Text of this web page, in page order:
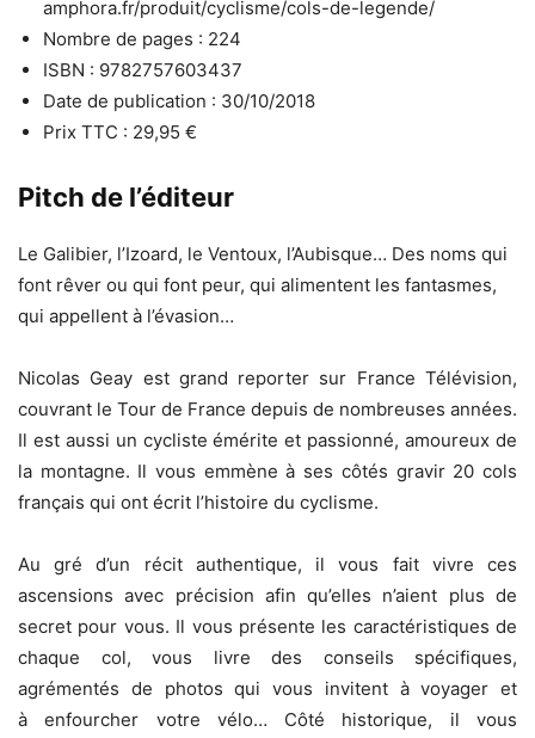
amphora.fr/produit/cyclisme/cols-de-legende/
Nombre de pages : 224
ISBN : 9782757603437
Date de publication : 30/10/2018
Prix TTC : 29,95 €
Pitch de l’éditeur
Le Galibier, l’Izoard, le Ventoux, l’Aubisque… Des noms qui
font rêver ou qui font peur, qui alimentent les fantasmes,
qui appellent à l’évasion…
Nicolas Geay est grand reporter sur France Télévision,
couvrant le Tour de France depuis de nombreuses années.
Il est aussi un cycliste émérite et passionné, amoureux de
la montagne. Il vous emmène à ses côtés gravir 20 cols
français qui ont écrit l’histoire du cyclisme.
Au gré d’un récit authentique, il vous fait vivre ces
ascensions avec précision afin qu’elles n’aient plus de
secret pour vous. Il vous présente les caractéristiques de
chaque col, vous livre des conseils spécifiques,
agrémentés de photos qui vous invitent à voyager et
à enfourcher votre vélo… Côté historique, il vous